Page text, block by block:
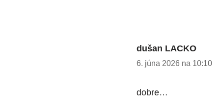
dušan LACKO
6. júna 2026 na 10:10
dobre…